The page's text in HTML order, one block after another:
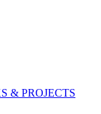
& PROJECTS